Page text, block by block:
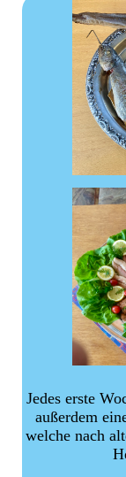
Jedes erste
außerdem
welche nach